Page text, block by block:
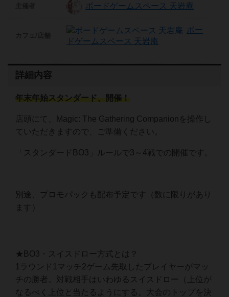
ボードゲームスペース 天岩庵
ボー
ドゲームスペース 天岩庵
詳細内容
年末年始スタンダード、開催！
店頭にて、Magic: The Gathering Companionを操作し
ていただきますので、ご準備ください。
「スタンダードBO3」ルールで3～4戦での開催です。
別途、プロモパックも配布予定です（数に限りがあり
ます）
★BO3・スイスドロー方式とは？
1ラウンド1マッチ2ゲーム先取したプレイヤーがマッ
チの勝者。対戦相手はいわゆるスイスドロー（上位が
なるべく上位と当たるようにする。大会のトップを決